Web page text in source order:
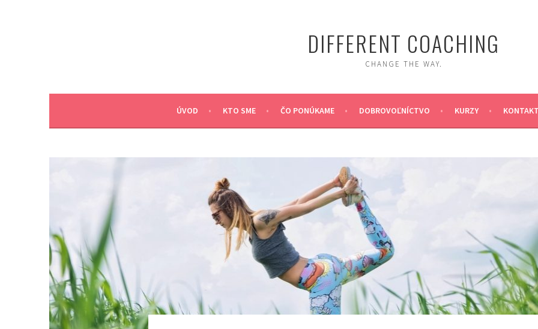
DIFFERENT COACHING
CHANGE THE WAY.
ÚVOD KTO SME ČO PONÚKAME DOBROVOĽNÍCTVO KURZY